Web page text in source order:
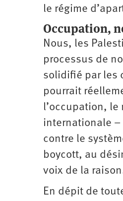
le régime
Occupation,
Nous, les
processus de
solidifié par les
pourrait
l’occupation, le
internationale –
contre le
boycott, au
voix de la
En dépit de